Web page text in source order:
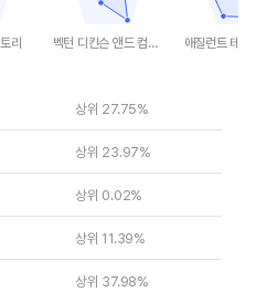
리 벡턴 디킨슨 앤드 컴퍼니
상위 27.75%
상위 23.97%
상위 0.02%
상위 11.39%
상위 37.98%